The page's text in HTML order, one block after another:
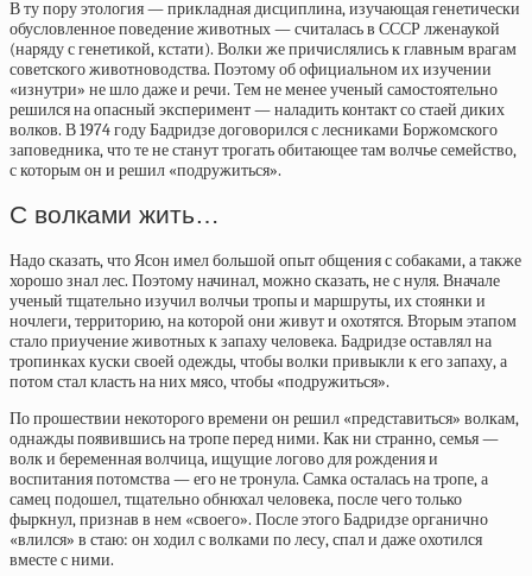
В ту пору этология — прикладная дисциплина, изучающая генетически
обусловленное поведение животных — считалась в СССР лженаукой
(наряду с генетикой, кстати). Волки же причислялись к главным врагам
советского животноводства. Поэтому об официальном их изучении
«изнутри» не шло даже и речи. Тем не менее ученый самостоятельно
решился на опасный эксперимент — наладить контакт со стаей диких
волков. В 1974 году Бадридзе договорился с лесниками Боржомского
заповедника, что те не станут трогать обитающее там волчье семейство,
с которым он и решил «подружиться».
С волками жить…
Надо сказать, что Ясон имел большой опыт общения с собаками, а также
хорошо знал лес. Поэтому начинал, можно сказать, не с нуля. Вначале
ученый тщательно изучил волчьи тропы и маршруты, их стоянки и
ночлеги, территорию, на которой они живут и охотятся. Вторым этапом
стало приучение животных к запаху человека. Бадридзе оставлял на
тропинках куски своей одежды, чтобы волки привыкли к его запаху, а
потом стал класть на них мясо, чтобы «подружиться».
По прошествии некоторого времени он решил «представиться» волкам,
однажды появившись на тропе перед ними. Как ни странно, семья —
волк и беременная волчица, ищущие логово для рождения и
воспитания потомства — его не тронула. Самка осталась на тропе, а
самец подошел, тщательно обнюхал человека, после чего только
фыркнул, признав в нем «своего». После этого Бадридзе органично
«влился» в стаю: он ходил с волками по лесу, спал и даже охотился
вместе с ними.